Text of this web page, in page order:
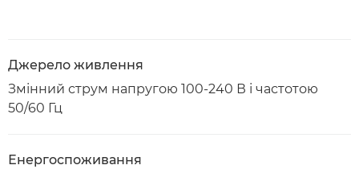
Джерело живлення
Змінний струм напругою 100-240 В і частотою
50/60 Гц
Енергоспоживання